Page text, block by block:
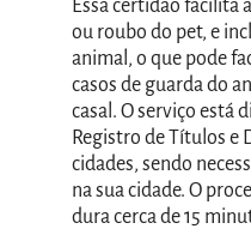
Essa certidão facilita
ou roubo do pet, e
animal, o que pode
casos de guarda do
casal. O serviço está
Registro de Títulos e
cidades, sendo
na sua cidade. O
dura cerca de 15